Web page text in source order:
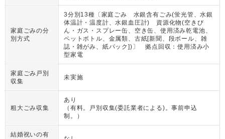
家庭ごみの分
別方式
3分別13種〔家庭ごみ 水銀含有ごみ(蛍光管、水銀
体温計・温度計、水銀血圧計) 資源化物(空きび
ん・ガス・スプレー缶、空き缶、使用済み乾電池、
ペットボトル、金属類、古紙[新聞、段ボール、雑
誌・雑がみ、紙パック])〕 拠点回収：使用済み小
型家電
家庭ごみ戸別
収集
未実施
粗大ごみ収集
あり
（ 有料。戸別収集(委託業者による)。事前申込
制。
）
結婚祝いの有